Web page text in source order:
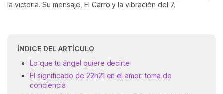
la victoria. Su mensaje, El Carro y la vibración del 7.
ÍNDICE DEL ARTÍCULO
Lo que tu ángel quiere decirte
El significado de 22h21 en el amor: toma de
conciencia